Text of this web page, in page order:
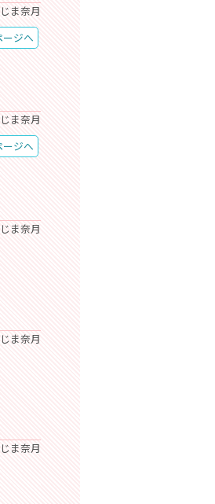
ま奈月
ージへ
ま奈月
ージへ
ま奈月
ま奈月
ま奈月